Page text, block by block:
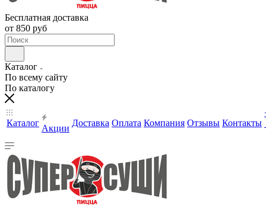
Бесплатная доставка
от 850 руб
Каталог
По всему сайту
По каталогу
Каталог
Акции
Доставка Оплата Компания Отзывы Контакты